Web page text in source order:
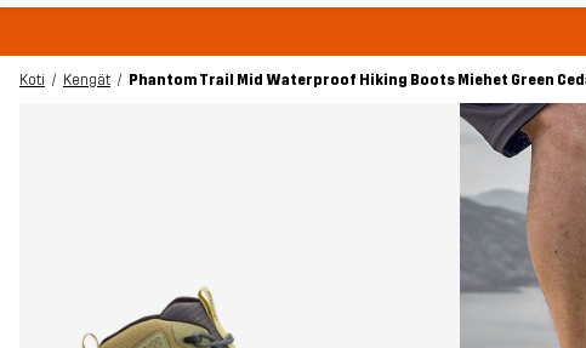
Koti Kengät
Phantom Trail Mid Waterproof Hiking Boots Miehet Green